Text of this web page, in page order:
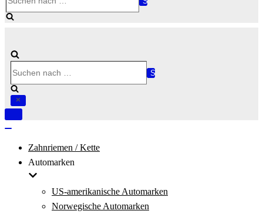
nach …
nach …
Navigation
Zahnriemen / Kette
Automarken
US-amerikanische Automarken
Norwegische Automarken